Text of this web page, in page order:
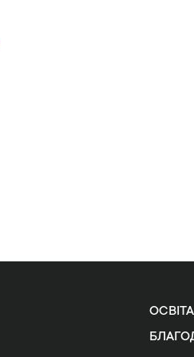
ОСВІТА